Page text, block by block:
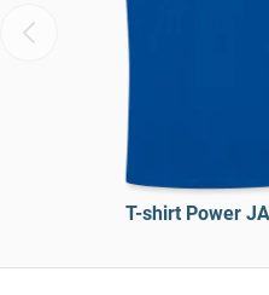
T-shirt Power